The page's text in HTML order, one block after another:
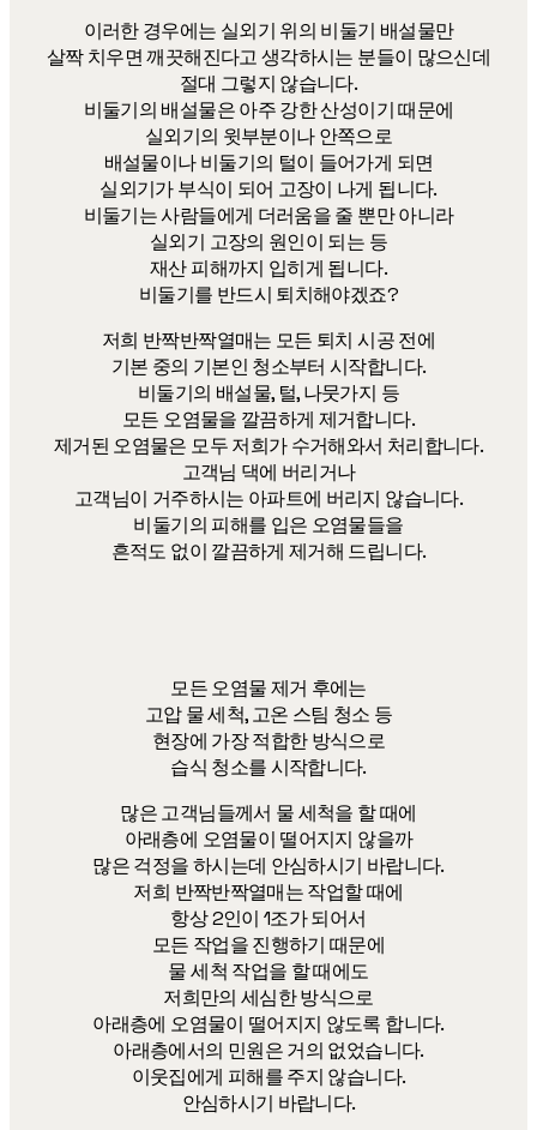
​이러한 경우에는 실외기 위의 비둘기 배설물만
살짝 치우면 깨끗해진다고 생각하시는 분들이 많으신데
절대 그렇지 않습니다.
비둘기의 배설물은 아주 강한 산성이기 때문에
실외기의 윗부분이나 안쪽으로
배설물이나 비둘기의 털이 들어가게 되면
실외기가 부식이 되어 고장이 나게 됩니다.
비둘기는 사람들에게 더러움을 줄 뿐만 아니라
실외기 고장의 원인이 되는 등
재산 피해까지 입히게 됩니다.
비둘기를 반드시 퇴치해야겠죠?
​저희 반짝반짝열매는 모든 퇴치 시공 전에
기본 중의 기본인 청소부터 시작합니다.
비둘기의 배설물, 털, 나뭇가지 등
모든 오염물을 깔끔하게 제거합니다.
제거된 오염물은 모두 저희가 수거해와서 처리합니다.
고객님 댁에 버리거나
고객님이 거주하시는 아파트에 버리지 않습니다.
비둘기의 피해를 입은 오염물들을
흔적도 없이 깔끔하게 제거해 드립니다.
모든 오염물 제거 후에는
고압 물 세척, 고온 스팀 청소 등
현장에 가장 적합한 방식으로
습식 청소를 시작합니다.
많은 고객님들께서 물 세척을 할 때에
아래층에 오염물이 떨어지지 않을까
많은 걱정을 하시는데 안심하시기 바랍니다.
저희 반짝반짝열매는 작업할 때에
항상 2인이 1조가 되어서
모든 작업을 진행하기 때문에
물 세척 작업을 할 때에도
저희만의 세심한 방식으로
아래층에 오염물이 떨어지지 않도록 합니다.
아래층에서의 민원은 거의 없었습니다.
이웃집에게 피해를 주지 않습니다.
안심하시기 바랍니다.